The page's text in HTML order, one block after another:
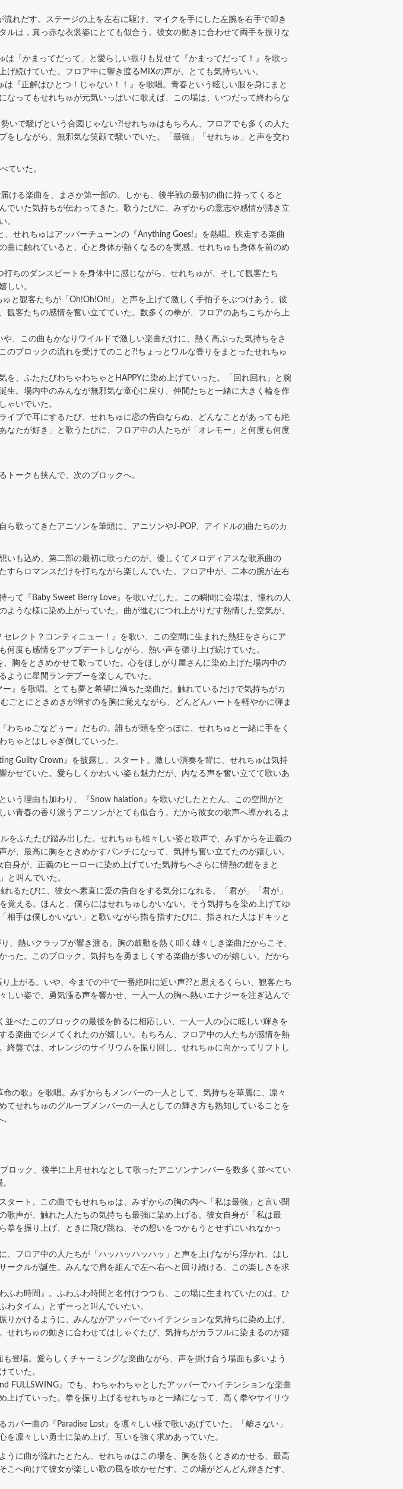
れだす。ステージの上を左右に駆け、マイクを手にした左腕を右手で叩き
は，真っ赤な衣裳姿にとても似合う。彼女の動きに合わせて両手を振りな
「かまってだって」と愛らしい振りも見せて『かまってだって！』を歌っ
続けていた。フロア中に響き渡るMIXの声が、とても気持ちいい。
『正解はひとつ！じゃない！！』を歌唱。青春という眩しい服を身にまと
ってもせれちゅが元気いっぱいに歌えば、この場は、いつだって終わらな
で騒げという合図じゃない?!せれちゅはもちろん、フロアでも多くの人た
しながら、無邪気な笑顔で騒いでいた。「最強」「せれちゅ」と声を交わ
ていた。
る楽曲を、まさか第一部の、しかも、後半戦の最初の曲に持ってくると
いた気持ちが伝わってきた。歌うたびに、みずからの意志や感情が沸き立
。
せれちゅはアッパーチューンの『Anything Goes!』を熱唱。疾走する楽曲
に触れていると、心と身体が熱くなるのを実感。せれちゅも身体を前のめ
ちのダンスビートを身体中に感じながら、せれちゅが、そして観客たち
しい。
と観客たちが「Oh!Oh!Oh!」 と声を上げて激しく手拍子をぶつけあう。彼
客たちの感情を奮い立てていた。数多くの拳が、フロアのあちこちから上
、この曲もかなりワイルドで激しい楽曲だけに、熱く高ぶった気持ちをさ
ブロックの流れを受けてのこと?!ちょっとワルな香りをまとったせれちゅ
、ふたたびわちゃわちゃとHAPPYに染め上げていった。「回れ回れ」と腕
。場内中のみんなが無邪気な童心に戻り、仲間たちと一緒に大きく輪を作
ゃいでいた。
ブで耳にするたび、せれちゅに恋の告白ならぬ、どんなことがあっても絶
たが好き」と歌うたびに、フロア中の人たちが「オレモー」と何度も何度
トークも挟んで、次のブロックへ。
歌ってきたアニソンを筆頭に、アニソンやJ-POP、アイドルの曲たちのカ
も込め、第二部の最初に歌ったのが、優しくてメロディアスな歌系曲の
すらロマンスだけを打ちながら楽しんでいた。フロア中が、二本の腕が左右
て『Baby Sweet Berry Love』を歌いだした。この瞬間に会場は、憧れの人
うな様に染め上がっていた。曲が進むにつれ上がりだす熱情した空気が、
レクト？コンティニュー！』を歌い、この空間に生まれた熱狂をさらにア
度も感情をアップデートしながら、熱い声を張り上げ続けていた。
胸をときめかせて歌っていた。心をほしがり屋さんに染め上げた場内中の
ように星間ランデブーを楽しんでいた。
』を歌唱。とても夢と希望に満ちた楽曲だ。触れているだけで気持ちがカ
ごとにときめきが増すのを胸に覚えながら、どんどんハートを軽やかに弾ま
ちゅごなどぅー』だもの。誰もが頭を空っぽに、せれちゅと一緒に手をく
ちゃとはしゃぎ倒していった。
Guilty Crown』を披露し、スタート。激しい演奏を背に、せれちゅは気持
せていた。愛らしくかわいい姿も魅力だが、内なる声を奮い立てて歌いあ
う理由も加わり、『Snow halation』を歌いだしたとたん、この空間がと
青春の香り漂うアニソンがとても似合う。だから彼女の歌声へ導かれるよ
ふたたび踏み出した。せれちゅも雄々しい姿と歌声で、みずからを正義の
、最高に胸をときめかすパンチになって、気持ち奮い立てたのが嬉しい。
身が、正義のヒーローに染め上げていた気持ちへさらに情熱の鎧をまと
と叫んでいた。
るたびに、彼女へ素直に愛の告白をする気分になれる。「君が」「君が」
覚える。ほんと、僕らにはせれちゅしかいない。そう気持ちを染め上げてゆ
手は僕しかいない」と歌いながら指を指すたびに、指された人はドキッと
熱いクラップが響き渡る。胸の鼓動を熱く叩く雄々しき楽曲だからこそ、
た。このブロック、気持ちを勇ましくする楽曲が多いのが嬉しい。だから
上がる。いや、今までの中で一番絶叫に近い声??と思えるくらい、観客たち
い姿で、勇気漲る声を響かせ、一人一人の胸へ熱いエナジーを注ぎ込んで
べたこのブロックの最後を飾るに相応しい、一人一人の心に眩しい輝きを
楽曲でシメてくれたのが嬉しい。もちろん、フロア中の人たちが感情を熱
盤では、オレンジのサイリウムを振り回し、せれちゅに向かってリフトし
せ熱狂し続けていた。
の歌』を歌唱。みずからもメンバーの一人として、気持ちを華麗に、凛々
せれちゅのグループメンバーの一人としての輝き方も熟知していることを
ック、後半に上月せれなとして歌ったアニソンナンバーを数多く並べてい
ート。この曲でもせれちゅは、みずからの胸の内へ「私は最強」と言い聞
声が、触れた人たちの気持ちも最強に染め上げる。彼女自身が「私は最
を振り上げ、ときに飛び跳ね、その想いをつかもうとせずにいれなかっ
フロア中の人たちが「ハッハッハッハッ」と声を上げながら浮かれ、はし
クルが誕生。みんなで肩を組んで左へ右へと回り続ける、この楽しさを求
わ時間』。ふわふわ時間と名付けつつも、この場に生まれていたのは、ひ
わタイム」とずーっと叫んでいたい。
かけるように、みんながアッパーでハイテンションな気持ちに染め上げ、
れちゅの動きに合わせてはしゃぐたび、気持ちがカラフルに染まるのが嬉
登場。愛らしくチャーミングな楽曲ながら、声を掛け合う場面も多いよう
ていた。
FULLSWING』でも、わちゃわちゃとしたアッパーでハイテンションな楽曲
げていった。拳を振り上げるせれちゅと一緒になって、高く拳やサイリウ
バー曲の『Paradise Lost』を凛々しい様で歌いあげていた。「離さない」
を凛々しい勇士に染め上げ、互いを強く求めあっていた。
に曲が流れたとたん、せれちゅはこの場を、胸を熱くときめかせる、最高
へ向けて彼女が楽しい歌の風を吹かせだす。この場がどんどん煌きだす、